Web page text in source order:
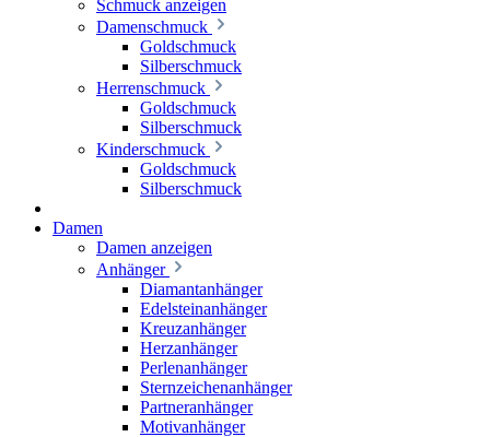
Schmuck anzeigen
Damenschmuck
Goldschmuck
Silberschmuck
Herrenschmuck
Goldschmuck
Silberschmuck
Kinderschmuck
Goldschmuck
Silberschmuck
Damen
Damen anzeigen
Anhänger
Diamantanhänger
Edelsteinanhänger
Kreuzanhänger
Herzanhänger
Perlenanhänger
Sternzeichenanhänger
Partneranhänger
Motivanhänger